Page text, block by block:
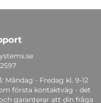
Måndag - Fredag kl. 9-12
första kontaktväg - det
garanterar att din fråga